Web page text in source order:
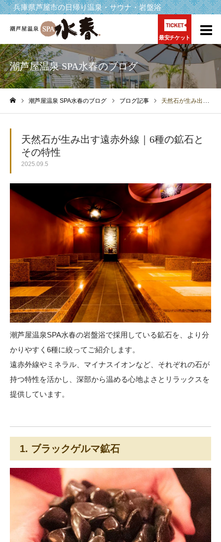
兵庫県芦屋市の日帰り温泉・サウナ・岩盤浴
最安チケット
潮芦屋温泉 SPA水春のブログ
潮芦屋温泉 SPA水春のブログ ブログ記事 天然石が生み出す遠赤外線｜6種の鉱石とその特性
天然石が生み出す遠赤外線｜6種の鉱石と
その特性
2025.09.5
潮芦屋温泉SPA水春の岩盤浴で採用している鉱石を、より分
かりやすく6種に絞ってご紹介します。
遠赤外線やミネラル、マイナスイオンなど、それぞれの石が
持つ特性を活かし、深部から温める心地よさとリラックスを
提供しています。
1. ブラックゲルマ鉱石